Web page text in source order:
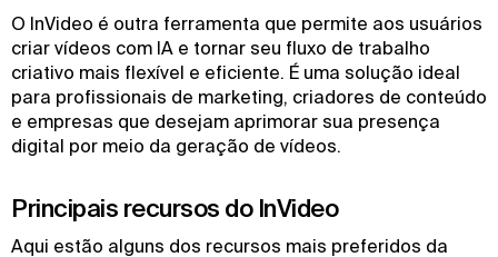
O InVideo é outra ferramenta que permite aos usuários
criar vídeos com IA e tornar seu fluxo de trabalho
criativo mais flexível e eficiente. É uma solução ideal
para profissionais de marketing, criadores de conteúdo
e empresas que desejam aprimorar sua presença
digital por meio da geração de vídeos.
Principais recursos do InVideo
Aqui estão alguns dos recursos mais preferidos da